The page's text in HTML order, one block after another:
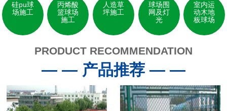
硅pu球
场施工
丙烯酸
篮球场
施工
人造草
坪施工
球场围
网及灯
光
室内运
动木地
板球场
PRODUCT RECOMMENDATION
— — 产品推荐 — —